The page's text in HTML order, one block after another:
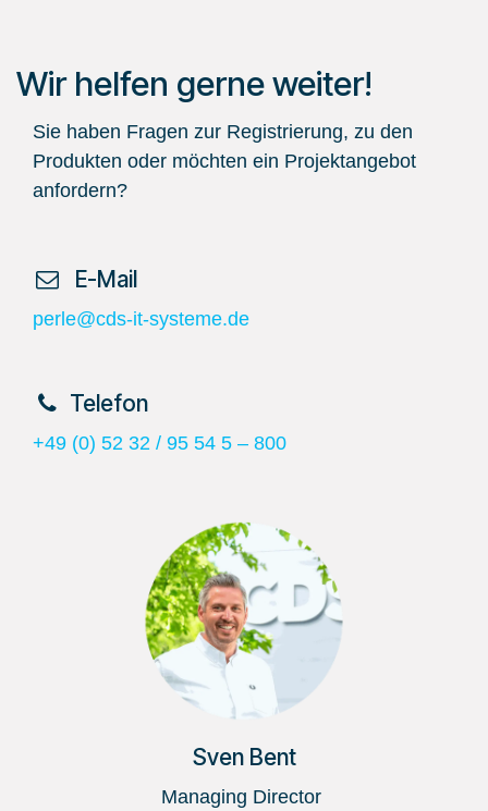
Wir helfen gerne weiter!
Sie haben Fragen zur Registrierung, zu den
Produkten oder möchten ein Projektangebot
anfordern?
​ E-Mail
perle@cds-it-systeme.de
​Telefon
+49 (0) 52 32 / 95 54 5 – 800
Sven Bent
Managing Director